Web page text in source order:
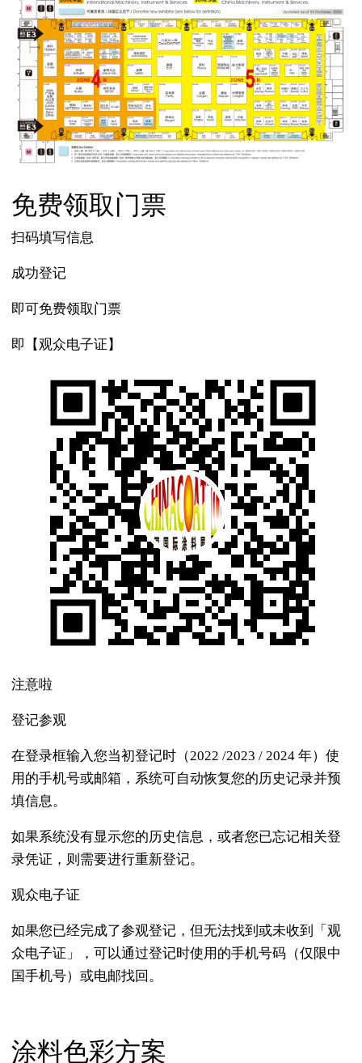
免费领取门票
扫码填写信息
成功登记
即可免费领取门票
即【观众电子证】
注意啦
登记参观
在登录框输入您当初登记时（2022 /2023 / 2024 年）使
用的手机号或邮箱，系统可自动恢复您的历史记录并预
填信息。
如果系统没有显示您的历史信息，或者您已忘记相关登
录凭证，则需要进行重新登记。
观众电子证
如果您已经完成了参观登记，但无法找到或未收到「观
众电子证」，可以通过登记时使用的手机号码（仅限中
国手机号）或电邮找回。
涂料色彩方案